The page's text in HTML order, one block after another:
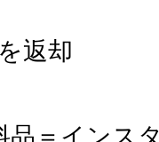
返却
品＝インス